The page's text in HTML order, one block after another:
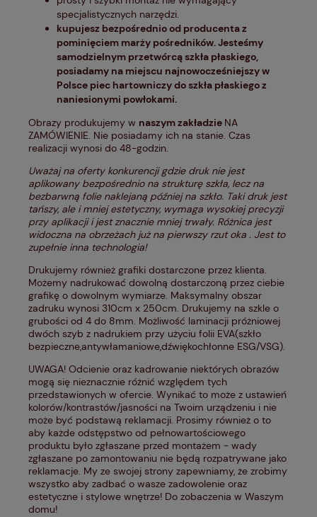
specjalistycznych narzędzi.
kupujesz bezpośrednio od producenta z
pominięciem marży pośredników. Jesteśmy
samodzielnym przetwórcą szkła płaskiego,
posiadamy na miejscu najnowocześniejszy w
Polsce piec hartowniczy do szkła płaskiego z
naniesionymi powłokami.
Obrazy produkujemy w naszym zakładzie NA
ZAMÓWIENIE. Nie posiadamy ich na stanie. Czas
realizacji wynosi do 48-godzin.
Uważaj na oferty konkurencji gdzie druk nie jest
aplikowany bezpośrednio na strukturę szkła, lecz na
bezbarwną folie naklejaną później na szkło. Taki druk jest
tańszy, ale i mniej estetyczny, wymaga wysokiej precyzji
przy aplikacji i jest znacznie mniej trwały. Różnica jest
widoczna na obrzeżach już na pierwszy rzut oka . Jest to
zupełnie inna technologia!
Drukujemy również grafiki dostarczone przez klienta.
Możemy nadrukować dowolną dostarczoną przez ciebie
grafikę o dowolnym wymiarze. Maksymalny obszar
zadruku wynosi 310cm x 250cm. Drukujemy na szkle o
grubości od 4 do 8mm. Możliwość laminacji próżniowej
dwóch szyb z nadrukiem przy użyciu folii EVA(szkło
bezpieczne,antywłamaniowe,dźwiękochłonne ESG/VSG).
UWAGA! Odcienie oraz kadrowanie niektórych obrazów
mogą się nieznacznie różnić względem tych
przedstawionych w ofercie. Wynikać to może z ustawień
kolorów/kontrastów/jasności na Twoim urządzeniu i nie
może być podstawą reklamacji. Prosimy również o to
aby każde odstępstwo od pełnowartościowego
produktu było zgłaszane przed montażem - wady
zgłaszane po zamontowaniu nie będą rozpatrywane jako
reklamacje. My ze swojej strony zapewniamy, że zrobimy
wszystko aby zadbać o wasze zadowolenie oraz
estetyczne i stylowe wnętrze! Do zobaczenia w Waszym
domu!